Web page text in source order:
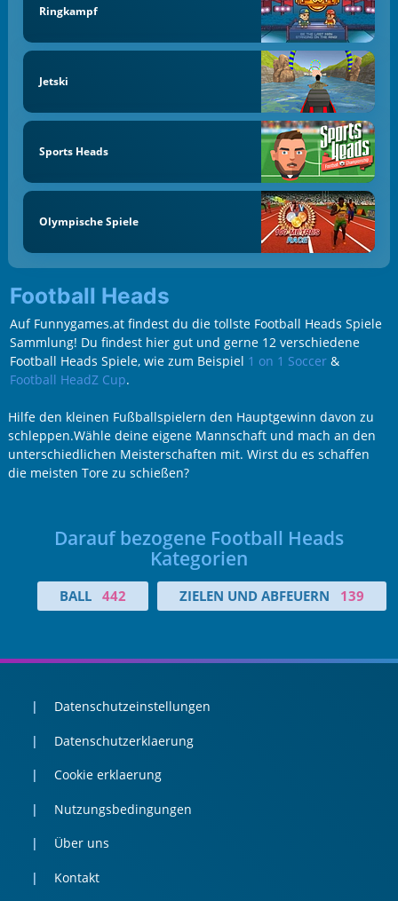
Ringkampf
Jetski
Sports Heads
Olympische Spiele
Football Heads
Auf Funnygames.at findest du die tollste Football Heads Spiele
Sammlung! Du findest hier gut und gerne 12 verschiedene
Football Heads Spiele, wie zum Beispiel 1 on 1 Soccer&
Football HeadZ Cup.
Hilfe den kleinen Fußballspielern den Hauptgewinn davon zu
schleppen.Wähle deine eigene Mannschaft und mach an den
unterschiedlichen Meisterschaften mit. Wirst du es schaffen
die meisten Tore zu schießen?
Darauf bezogene Football Heads
Kategorien
BALL 442 ZIELEN UND ABFEUERN 139
Datenschutzeinstellungen
Datenschutzerklaerung
Cookie erklaerung
Nutzungsbedingungen
Über uns
Kontakt